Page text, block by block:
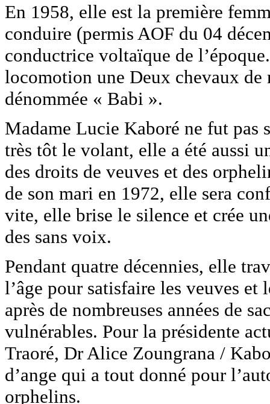
En 1958, elle est la première
conduire (permis AOF du 04
conductrice voltaïque de
locomotion une Deux chevaux
dénommée « Babi ».
Madame Lucie Kaboré ne fut pas
très tôt le volant, elle a été aussi
des droits de veuves et des
de son mari en 1972, elle sera
vite, elle brise le silence et crée
des sans voix.
Pendant quatre décennies, elle
l’âge pour satisfaire les veuves et
après de nombreuses années de
vulnérables. Pour la présidente
Traoré, Dr Alice Zoungrana /
d’ange qui a tout donné pour
orphelins.